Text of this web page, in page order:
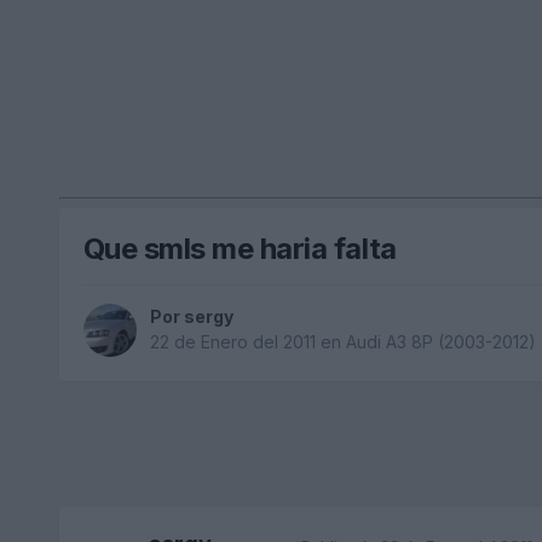
Que smls me haria falta
Por sergy
22 de Enero del 2011 en Audi A3 8P (2003-2012)